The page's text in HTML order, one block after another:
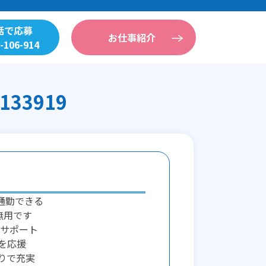
で応募
106-914
お仕事紹介
勤できる
です
ポート
応援
で充実